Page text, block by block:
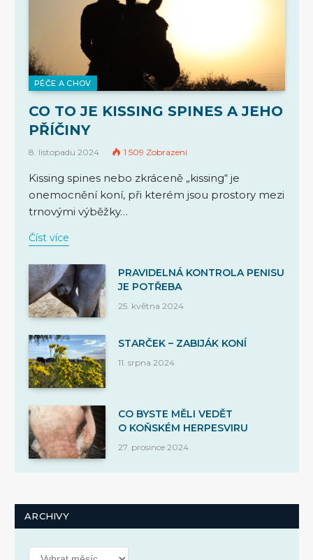
PÉČE A CHOV
CO TO JE KISSING SPINES A JEHO
PŘÍČINY
8. listopadu 2024 1 509 Zobrazení
Kissing spines nebo zkráceně „kissing“ je
onemocnění koní, při kterém jsou prostory mezi
trnovými výběžky…
Číst více
PRAVIDELNÁ KONTROLA PENISU
JE POTŘEBA
25. května 2024
STARČEK – ZABIJÁK KONÍ
11. srpna 2024
CO BYSTE MĚLI VEDĚT
O KOŇSKÉM HERPESVIRU
27. prosince 2024
ARCHIVY
Archivy